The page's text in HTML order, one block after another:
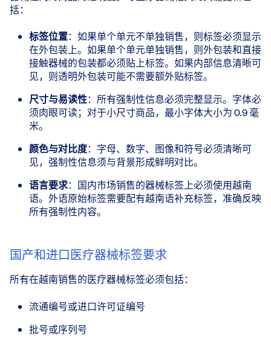
括：
标签位置：如果单个单元不单独销售，则标签必须显示
在外包装上。如果单个单元单独销售，则外包装和直接
接触器械的包装都必须贴上标签。如果内部信息清晰可
见，则透明外包装可能不需要额外贴标签。
尺寸与易读性：所有强制性信息必须完整显示。字体必
须肉眼可读；对于小尺寸商品，最小字体大小为 0.9 毫
米。
颜色与对比度：字母、数字、图像和符号必须清晰可
见，强制性信息须与背景形成鲜明对比。
语言要求：国内市场销售的器械标签上必须使用越南
语。外语原始标签需要配有越南语补充标签，准确反映
所有强制性内容。
国产和进口医疗器械标签要求
所有在越南销售的医疗器械标签必须包括：
流通编号或进口许可证编号
批号或序列号